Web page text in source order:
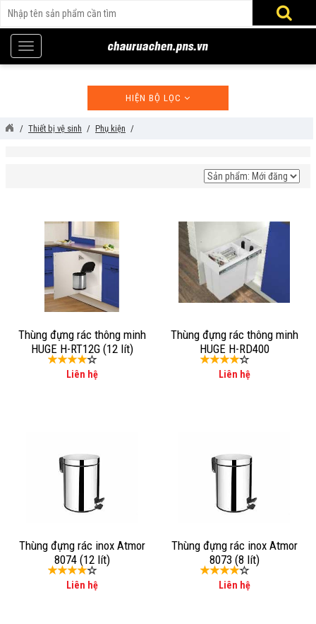
HIỆN BỘ LỌC
Thiết bị vệ sinh Phụ kiện
Thùng đựng rác thông minh
HUGE H-RT12G (12 lít)
Liên hệ
Thùng đựng rác thông minh
HUGE H-RD400
Liên hệ
Thùng đựng rác inox Atmor
8074 (12 lít)
Liên hệ
Thùng đựng rác inox Atmor
8073 (8 lít)
Liên hệ